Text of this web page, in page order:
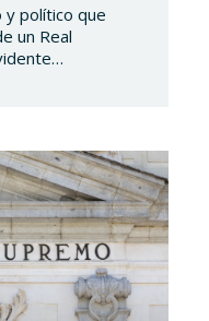
y político que
un Real
2026, de 20 de
en